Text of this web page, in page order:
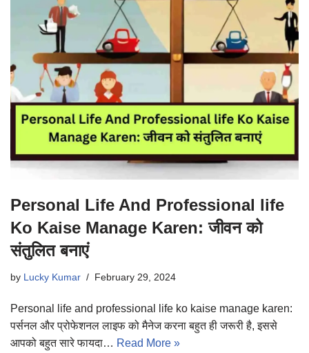
Personal Life And Professional life
Ko Kaise Manage Karen: जीवन को
संतुलित बनाएं
by Lucky Kumar February 29, 2024
Personal life and professional life ko kaise manage karen:
पर्सनल और प्रोफेशनल लाइफ को मैनेज करना बहुत ही जरूरी है, इससे
आपको बहुत सारे फायदा… Read More »